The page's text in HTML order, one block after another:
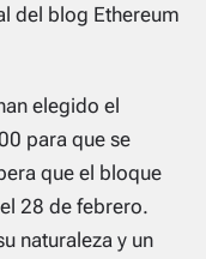
del blog Ethereum
elegido el
para que se
que el bloque
28 de febrero.
naturaleza y un